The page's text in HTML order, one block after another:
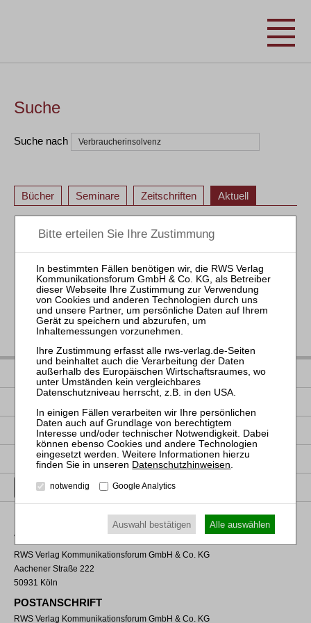
Suche
Suche nach
Bücher Seminare Zeitschriften Aktuell
2
IMPRESSUM
NUTZUNGSBESTIMMUNGEN/AGB
PRODUKTSICHERHEIT (GPSR)
VERTRAG WIDERRUFEN
VERLAGSADRESSE
RWS Verlag Kommunikationsforum GmbH & Co. KG
Aachener Straße 222
50931 Köln
POSTANSCHRIFT
RWS Verlag Kommunikationsforum GmbH & Co. KG
Datenschutzhinweisen
notwendig Google Analytics
Auswahl bestätigen Alle auswählen